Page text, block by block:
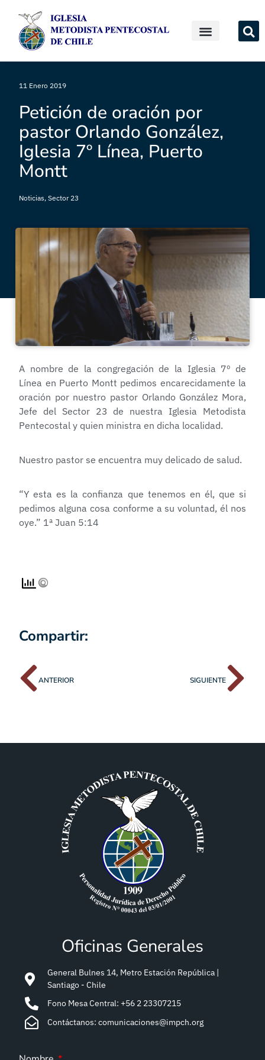
11 Enero 2019
Petición de oración por
pastor Orlando González,
Iglesia 7º Línea, Puerto
Montt
Noticias, Sector 23
A nombre de la congregación de la Iglesia 7º de
Línea en Puerto Montt pedimos encarecidamente la
oración por nuestro pastor Orlando González Mora,
Jefe del Sector 23 de nuestra Iglesia Metodista
Pentecostal y quien ministra en dicha localidad.
Nuestro pastor se encuentra muy delicado de salud.
“Y esta es la confianza que tenemos en él, que si
pedimos alguna cosa conforme a su voluntad, él nos
oye.” 1ª Juan 5:14
Compartir:
ANTERIOR SIGUIENTE
Oficinas Generales
General Bulnes 14, Metro Estación República |
Santiago - Chile
Fono Mesa Central: +56 2 23307215
Contáctanos: comunicaciones@impch.org